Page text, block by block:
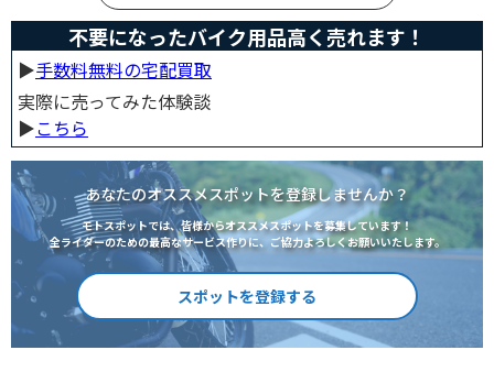
不要になったバイク用品高く売れます！
▶︎手数料無料の宅配買取
実際に売ってみた体験談
▶︎こちら
あなたのオススメスポットを登録しませんか？
モトスポットでは、皆様からオススメスポットを募集しています！
全ライダーのための最高なサービス作りに、ご協力よろしくお願いいたします。
スポットを登録する